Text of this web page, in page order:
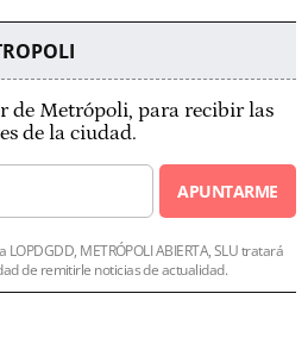
de Metrópoli, para recibir las
de la ciudad.
APUNTARME
METRÓPOLI ABIERTA, SLU tratará
de remitirle noticias de actualidad.